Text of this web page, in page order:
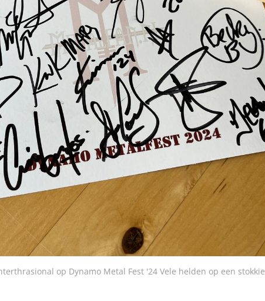
op Dynamo Metal Fest '24 Vele helden op een stokkie